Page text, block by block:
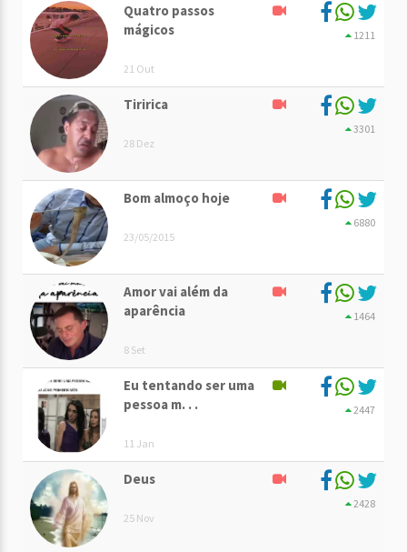
Quatro passos
mágicos
21 Out
1211
Tiririca
28 Dez
3301
Bom almoço hoje
23/05/2015
6880
Amor vai além da
aparência
8 Set
1464
Eu tentando ser uma
pessoa m. . .
11 Jan
2447
Deus
25 Nov
2428